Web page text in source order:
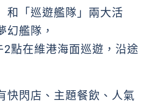
和「巡遊艦隊」兩大活
幻艦隊，
點在維港海面巡遊，沿途
快閃店、主題餐飲、人氣